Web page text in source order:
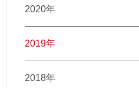
2020年
2019年
2018年